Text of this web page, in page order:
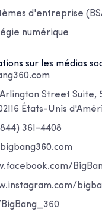
d'entreprise
numérique
sur les médias
Street Suite,
États-Unis
361-4408